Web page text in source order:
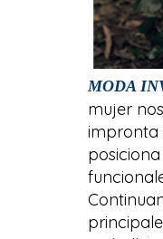
MODA
mujer
impronta